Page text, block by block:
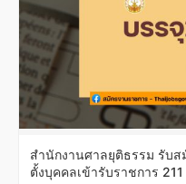
สำนักงานศาลยุติธรรม รับ
ตั้งบุคคลเข้ารับราชการ